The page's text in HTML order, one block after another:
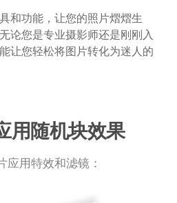
和功能，让您的照片熠熠生
论您是专业摄影师还是刚刚入
让您轻松将图片转化为迷人的
用随机块效果
应用特效和滤镜：